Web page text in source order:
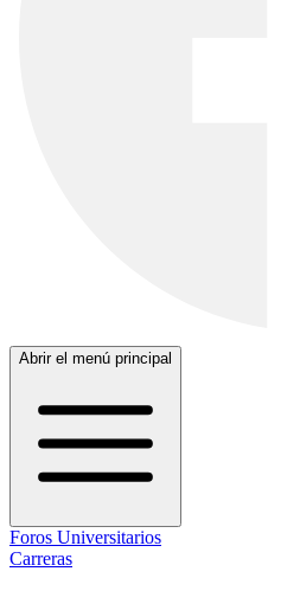
Abrir el menú principal
Foros Universitarios
Carreras